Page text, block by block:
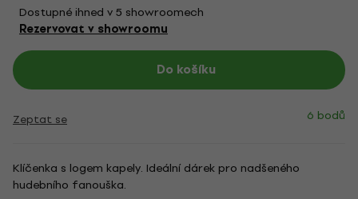
Dostupné ihned v 5 showroomech
Rezervovat v showroomu
Do košíku
Zeptat se 6 bodů
Klíčenka s logem kapely. Ideální dárek pro nadšeného
hudebního fanouška.